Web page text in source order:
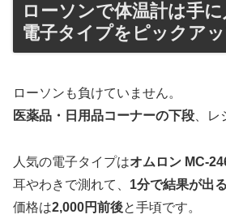
ローソンで体温計は手
電子タイプをピックア
ローソンも負けていません。
医薬品・日用品コーナーの下段 、
人気の電子タイプはオムロン MC-
耳やわきで測れて、 1分で結果が出る
価格は2,000円前後と手頃です。